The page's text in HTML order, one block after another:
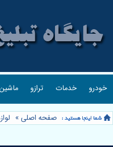
خودرو خدمات ترازو
صفحه اصلی »